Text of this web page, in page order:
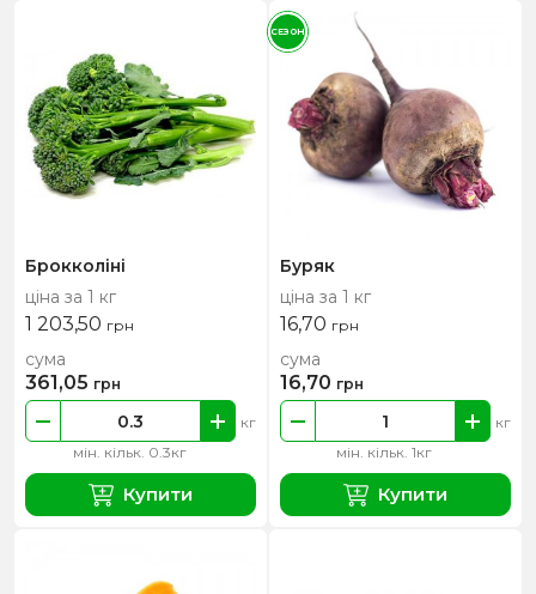
Брокколіні
ціна за 1 кг
1 203,50 грн
мін. кільк. 0.3кг
кг
сума
361,05 грн
Купити
Буряк
ціна за 1 кг
16,70 грн
мін. кільк. 1кг
кг
сума
16,70 грн
Купити
СЕЗОН